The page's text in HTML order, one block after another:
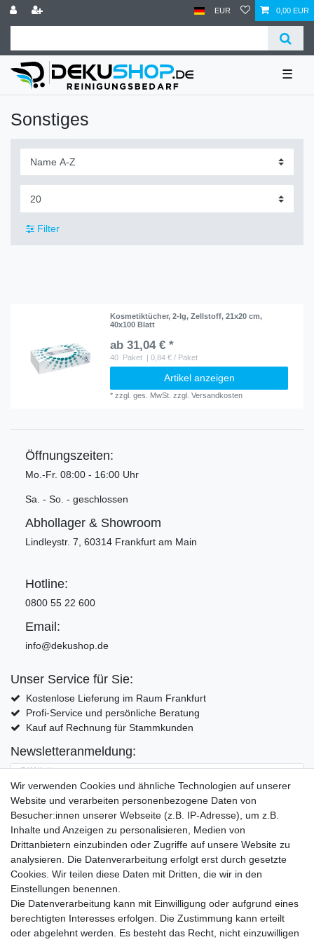
EUR 0,00 EUR
☰
Sonstiges
Filter
Kosmetiktücher, 2-lg, Zellstoff, 21x20 cm,
40x100 Blatt
ab 31,04 € *
40 Paket | 0,84 € / Paket
Artikel anzeigen
*zzgl. ges. MwSt. zzgl.Versandkosten
Öffnungszeiten:
Mo.-Fr. 08:00 - 16:00 Uhr
Sa. - So. - geschlossen
Abhollager & Showroom
Lindleystr. 7, 60314 Frankfurt am Main
Hotline:
0800 55 22 600
Email:
info@dekushop.de
Unser Service für Sie:
Kostenlose Lieferung im Raum Frankfurt
Profi-Service und persönliche Beratung
Kauf auf Rechnung für Stammkunden
Newsletteranmeldung:
E-MAIL **
Hiermit bestätige ich, dass ich die Daten­schutz­erklärung
Einwilligung kann ich jederzeit widerrufen.**
Abonnieren
** Hierbei handelt es sich um ein Pflichtfeld.
Widerrufs­recht Widerrufs­formular Impressum
Wir verwenden Cookies und ähnliche Technologien auf unserer
Website und verarbeiten personenbezogene Daten von
Besucher:innen unserer Webseite (z.B. IP-Adresse), um z.B.
Inhalte und Anzeigen zu personalisieren, Medien von
Drittanbietern einzubinden oder Zugriffe auf unsere Website zu
analysieren. Die Datenverarbeitung erfolgt erst durch gesetzte
Cookies. Wir teilen diese Daten mit Dritten, die wir in den
Einstellungen benennen.
Die Datenverarbeitung kann mit Einwilligung oder aufgrund eines
berechtigten Interesses erfolgen. Die Zustimmung kann erteilt
oder abgelehnt werden. Es besteht das Recht, nicht einzuwilligen